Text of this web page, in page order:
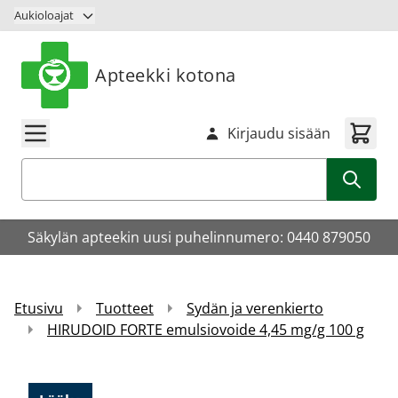
Siirry sisältöön
Aukioloajat
Apteekki kotona
Kirjaudu sisään
Säkylän apteekin uusi puhelinnumero: 0440 879050
Etusivu Tuotteet
Sydän ja verenkierto
HIRUDOID FORTE emulsiovoide 4,45 mg/g 100 g